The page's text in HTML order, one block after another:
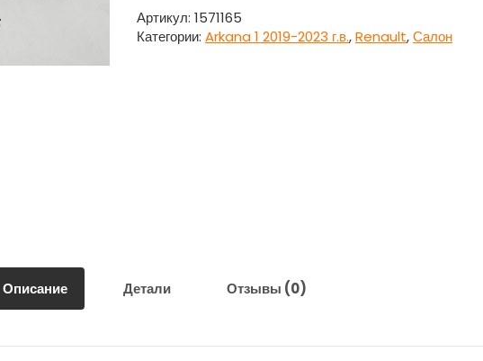
внутренняя
заднего
сиденья
г.в.
Артикул: 1571165
Категории: Arkana 1 2019-2023 г.в.,Renault,Салон
Описание Детали Отзывы (0)